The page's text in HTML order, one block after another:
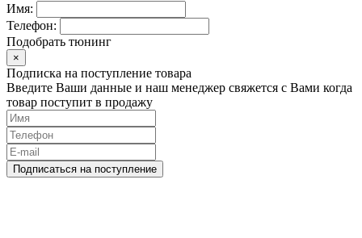
Имя:
Телефон:
Подобрать тюнинг
×
Подписка на поступление товара
Введите Ваши данные и наш менеджер свяжется с Вами когда
товар поступит в продажу